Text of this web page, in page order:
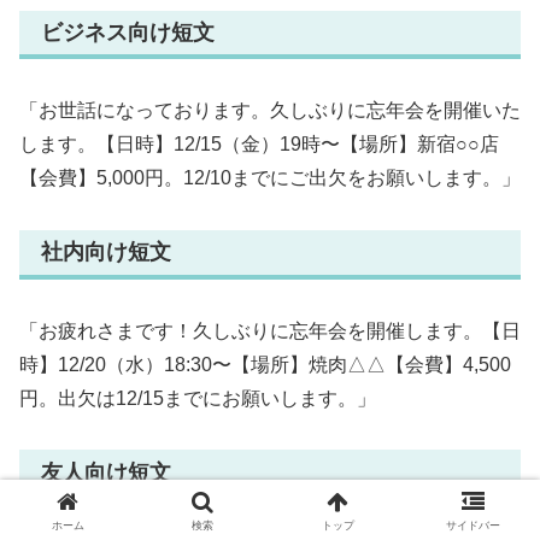
ビジネス向け短文
「お世話になっております。久しぶりに忘年会を開催いた
します。【日時】12/15（金）19時〜【場所】新宿○○店
【会費】5,000円。12/10までにご出欠をお願いします。」
社内向け短文
「お疲れさまです！久しぶりに忘年会を開催します。【日
時】12/20（水）18:30〜【場所】焼肉△△【会費】4,500
円。出欠は12/15までにお願いします。」
友人向け短文
ホーム 検索 トップ サイドバー